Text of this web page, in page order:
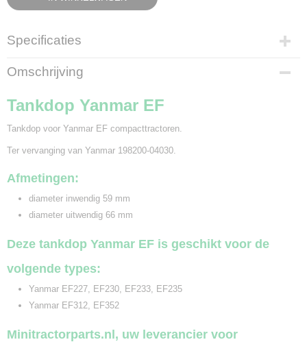
Specificaties
Bruto gewicht
0,10 Kg
Omschrijving
Tankdop Yanmar EF
Tankdop voor Yanmar EF compacttractoren.
Ter vervanging van Yanmar 198200-04030.
Afmetingen:
diameter inwendig 59 mm
diameter uitwendig 66 mm
Deze tankdop Yanmar EF is geschikt voor de
volgende types:
Yanmar EF227, EF230, EF233, EF235
Yanmar EF312, EF352
Minitractorparts.nl, uw leverancier voor